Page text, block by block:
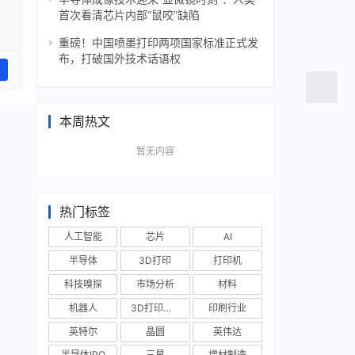
首次看清芯片内部“鼠咬”缺陷
重磅！中国喷墨打印两项国家标准正式发
布，打破国外技术话语权
本周热文
暂无内容
热门标签
人工智能 芯片
AI
半导体
3D打印
打印机
科技嗅探
市场分析
材料
机器人
3D打印技术
印刷行业
英特尔
晶圆
英伟达